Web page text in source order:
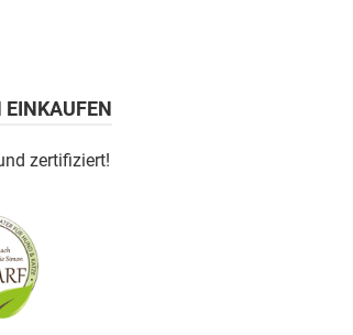
EINKAUFEN
zertifiziert!